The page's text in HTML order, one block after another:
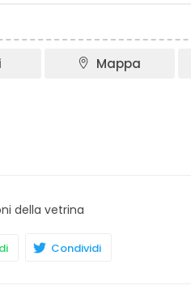
Mappa
della vetrina
Condividi